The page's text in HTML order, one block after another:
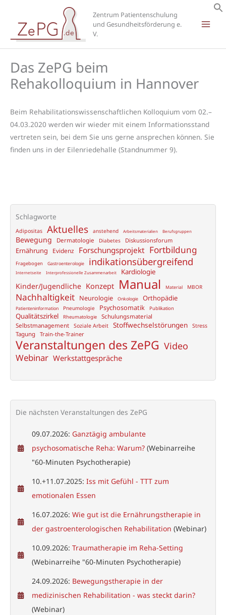
springen
Zentrum Patientenschulung
und Gesundheitsförderung e.
V.
Das ZePG beim
Rehakolloquium in Hannover
Beim Rehabilitationswissenschaftlichen Kolloquium vom 02.–
04.03.2020 werden wir wieder mit einem Informationsstand
vertreten sein, bei dem Sie uns gerne ansprechen können. Sie
finden uns in der Eilenriedehalle (Standnummer 9).
Schlagworte
Adipositas Aktuelles anstehend Arbeitsmaterialien Berufsgruppen
Bewegung Dermatologie Diabetes Diskussionsforum
Ernährung Evidenz Forschungsprojekt Fortbildung
Fragebogen Gastroenterologie indikationsübergreifend
Internetseite Interprofessionelle Zusammenarbeit Kardiologie
Kinder/Jugendliche Konzept Manual Material MBOR
Nachhaltigkeit Neurologie Onkologie Orthopädie
Patienteninformation Pneumologie Psychosomatik Publikation
Qualitätszirkel Rheumatologie
Schulungsmaterial
Selbstmanagement
Soziale Arbeit Stoffwechselstörungen Stress
Tagung Train-the-Trainer
Veranstaltungen des ZePG Video
Webinar Werkstattgespräche
Die nächsten Veranstaltungen des ZePG
09.07.2026: Ganztägig ambulante
psychosomatische Reha: Warum? (Webinarreihe
"60-Minuten Psychotherapie)
10.+11.07.2025: Iss mit Gefühl - TTT zum
emotionalen Essen
16.07.2026: Wie gut ist die Ernährungstherapie in
der gastroenterologischen Rehabilitation (Webinar)
10.09.2026: Traumatherapie im Reha-Setting
(Webinarreihe "60-Minuten Psychotherapie)
24.09.2026: Bewegungstherapie in der
medizinischen Rehabilitation - was steckt darin?
(Webinar)